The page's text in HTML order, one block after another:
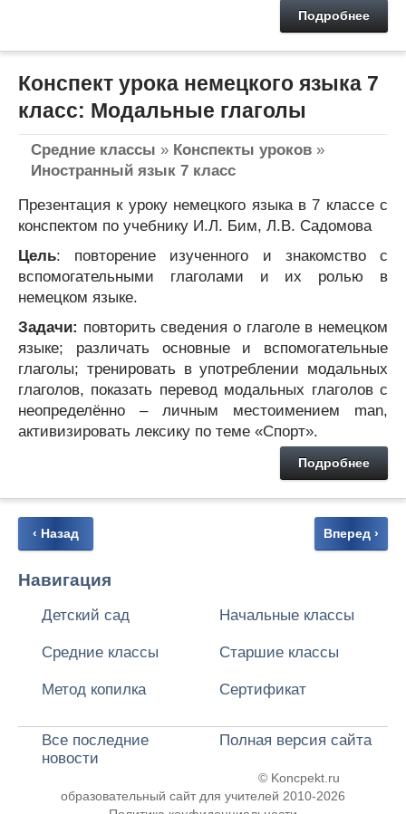
Подробнее
Конспект урока немецкого языка 7
класс: Модальные глаголы
Средние классы » Конспекты уроков »
Иностранный язык 7 класс
Презентация к уроку немецкого языка в 7 классе с
конспектом по учебнику И.Л. Бим, Л.В. Садомова
Цель: повторение изученного и знакомство с
вспомогательными глаголами и их ролью в
немецком языке.
Задачи: повторить сведения о глаголе в немецком
языке; различать основные и вспомогательные
глаголы; тренировать в употреблении модальных
глаголов, показать перевод модальных глаголов с
неопределённо – личным местоимением man,
активизировать лексику по теме «Спорт».
Подробнее
Вперед ›
‹ Назад
Навигация
Детский сад Начальные классы
Средние классы Старшие классы
Метод копилка Сертификат
Все последние
новости
Полная версия сайта
© Koncpekt.ru
образовательный сайт для учителей 2010-2026